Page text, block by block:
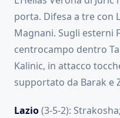
porta. Difesa a tre con
Magnani. Sugli esterni
centrocampo dentro
Kalinic, in attacco
supportato da Barak e
Lazio(3-5-2):